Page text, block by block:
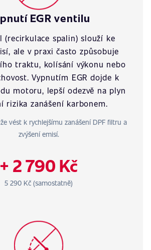
EGR ventilu
(recirkulace spalin) slouží ke
ale v praxi často způsobuje
traktu, kolísání výkonu nebo
Vypnutím EGR dojde k
motoru, lepší odezvě na plyn
rizika zanášení karbonem.
vést k rychlejšímu zanášení DPF filtru a
zvýšení emisí.
+ 2 790 Kč
5 290 Kč (samostatně)